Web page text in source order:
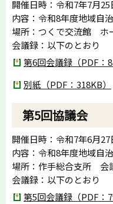
開催日時：令和7年7月25
内容：令和8年度地域自
場所：つくで交流館 ホ
会議録：以下のとおり
第6回会議録（PDF：
別紙（PDF：318KB）
第5回協議会
開催日時：令和7年6月27
内容：令和8年度地域自
場所：作手総合支所 会
会議録：以下のとおり
第5回会議録（PDF：